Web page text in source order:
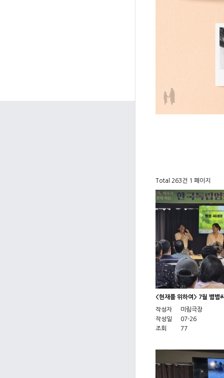
Total 263건 1 페이지
<현재를 위하여> 7월 별별
작성자
미림극장
작성일
07-26
조회
77